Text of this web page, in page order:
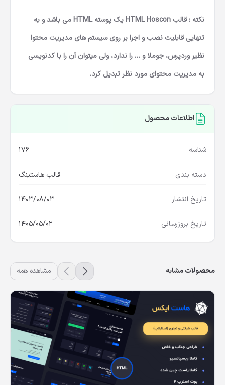
نکته : قالب HTML Hoscon یک پوسته HTML می باشد و به
تنهایی قابلیت نصب و اجرا بر روی سیستم های مدیریت محتوا
نظیر وردپرس، جوملا و … را ندارد، ولی میتوان آن را با کدنویسی
به مدیریت محتوای مورد نظر تبدیل کرد.
اطلاعات محصول
شناسه 176
دسته بندی قالب هاستینگ
تاریخ انتشار 1403/08/03
تاریخ بروزرسانی 1405/05/02
محصولات مشابه مشاهده همه